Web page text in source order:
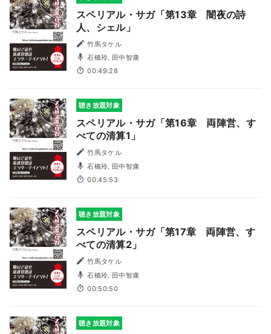
スペリアル・サガ「第13章 闇夜の詩
人、シェル」
竹馬タケル
石橋玲, 田中智康
00:49:28
聴き放題対象
スペリアル・サガ「第16章 両陣営、す
べての清算1」
竹馬タケル
石橋玲, 田中智康
00:45:53
聴き放題対象
スペリアル・サガ「第17章 両陣営、す
べての清算2」
竹馬タケル
石橋玲, 田中智康
00:50:50
聴き放題対象